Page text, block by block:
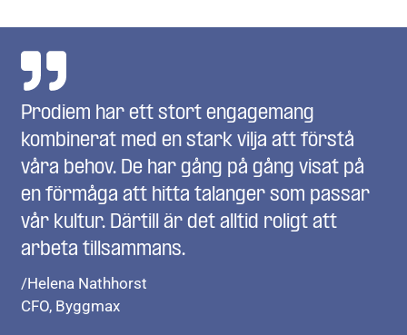
controllingfunktionen.
Prodiem har ett stort engagemang
kombinerat med en stark vilja att förstå
våra behov. De har gång på gång visat på
en förmåga att hitta talanger som passar
vår kultur. Därtill är det alltid roligt att
arbeta tillsammans.
/Helena Nathhorst
CFO, Byggmax